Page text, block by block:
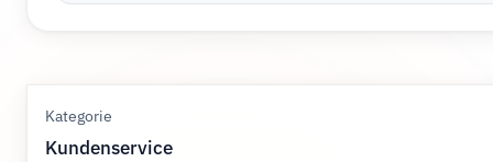
Kategorie
Kundenservice